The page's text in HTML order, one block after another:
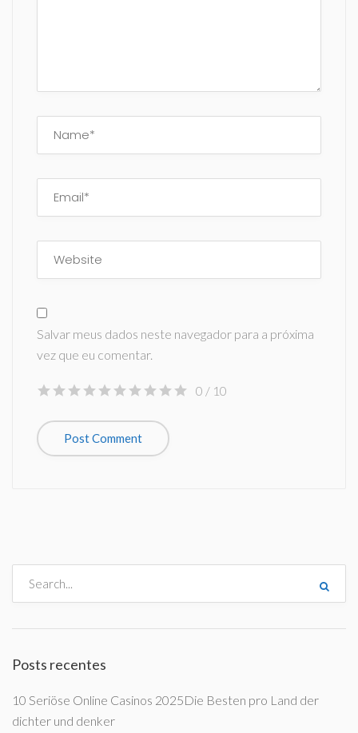
Salvar meus dados neste navegador para a próxima
vez que eu comentar.
0 / 10
Posts recentes
10 Seriöse Online Casinos 2025Die Besten pro Land der
dichter und denker